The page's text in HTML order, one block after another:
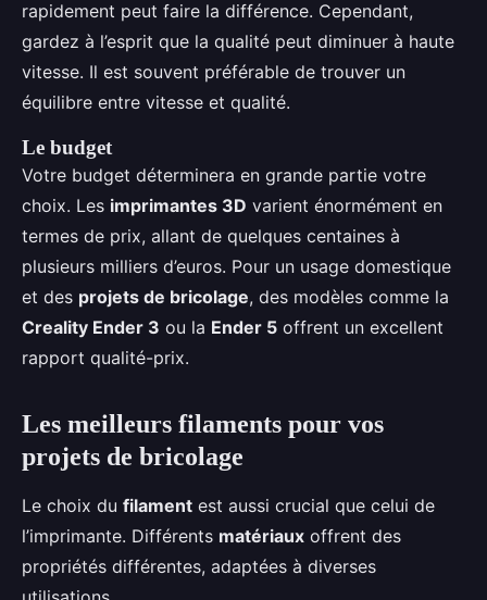
rapidement peut faire la différence. Cependant,
gardez à l’esprit que la qualité peut diminuer à haute
vitesse. Il est souvent préférable de trouver un
équilibre entre vitesse et qualité.
Le budget
Votre budget déterminera en grande partie votre
choix. Les imprimantes 3D varient énormément en
termes de prix, allant de quelques centaines à
plusieurs milliers d’euros. Pour un usage domestique
et des projets de bricolage, des modèles comme la
Creality Ender 3 ou la Ender 5 offrent un excellent
rapport qualité-prix.
Les meilleurs filaments pour vos
projets de bricolage
Le choix du filament est aussi crucial que celui de
l’imprimante. Différents matériaux offrent des
propriétés différentes, adaptées à diverses